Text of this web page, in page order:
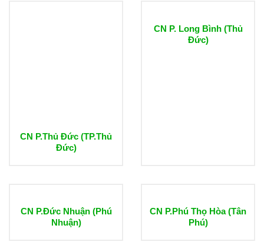
CN P.Thủ Đức (TP.Thủ
Đức)
CN P. Long Bình (Thủ
Đức)
CN P.Đức Nhuận (Phú
Nhuận)
CN P.Phú Thọ Hòa (Tân
Phú)